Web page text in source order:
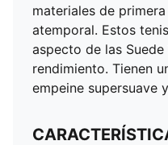
materiales de
atemporal. Estos
aspecto de las
rendimiento. Tienen
empeine supersuave